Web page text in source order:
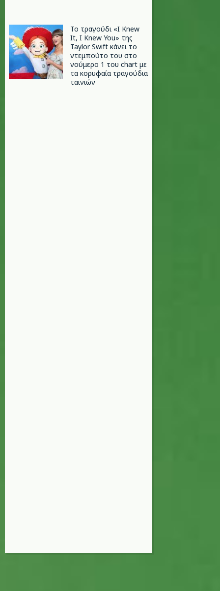
Το τραγούδι «I Knew
It, I Knew You» της
Taylor Swift κάνει το
ντεμπούτο του στο
νούμερο 1 του chart με
τα κορυφαία τραγούδια
ταινιών